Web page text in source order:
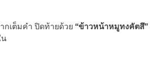
กเต็มคำ ปิดท้ายด้วย “ข้าวหน้าหมูทงคัตสึ”